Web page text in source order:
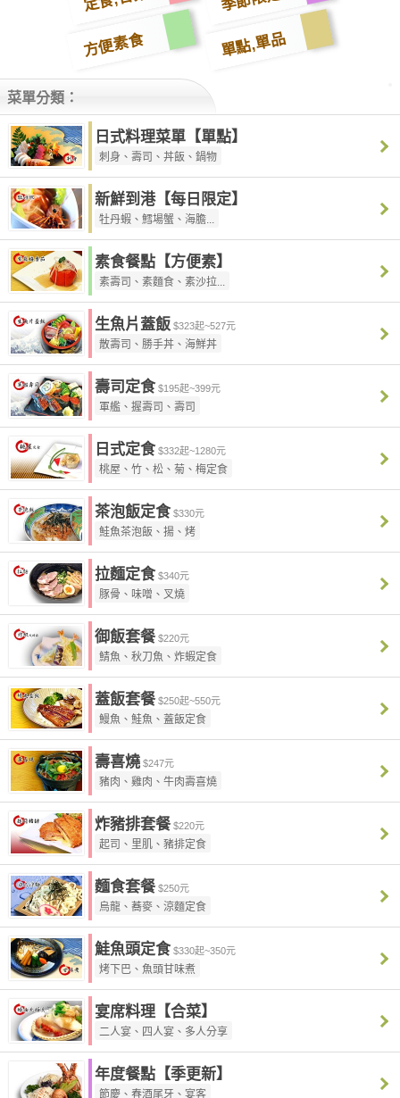
方便素食
單點,單品
菜單分類：
日式料理菜單【單點】
刺身、壽司、丼飯、鍋物
新鮮到港【每日限定】
牡丹蝦、鱈場蟹、海膽...
素食餐點【方便素】
素壽司、素麵食、素沙拉...
生魚片蓋飯 $323起~527元
散壽司、勝手丼、海鮮丼
壽司定食 $195起~399元
軍艦、握壽司、壽司
日式定食 $332起~1280元
桃屋、竹、松、菊、梅定食
茶泡飯定食 $330元
鮭魚茶泡飯、揚、烤
拉麵定食 $340元
豚骨、味噌、叉燒
御飯套餐 $220元
鯖魚、秋刀魚、炸蝦定食
蓋飯套餐 $250起~550元
鰻魚、鮭魚、蓋飯定食
壽喜燒 $247元
豬肉、雞肉、牛肉壽喜燒
炸豬排套餐 $220元
起司、里肌、豬排定食
麵食套餐 $250元
烏龍、蕎麥、涼麵定食
鮭魚頭定食 $330起~350元
烤下巴、魚頭甘味煮
宴席料理【合菜】
二人宴、四人宴、多人分享
年度餐點【季更新】
節慶、春酒尾牙、宴客